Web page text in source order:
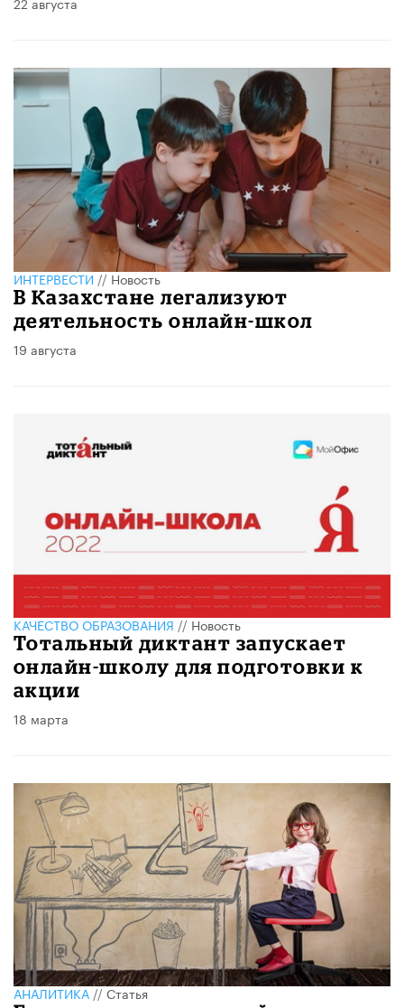
ИНТЕРВЕСТИ//Новость
В Казахстане легализуют
деятельность онлайн-школ
19 августа
КАЧЕСТВО ОБРАЗОВАНИЯ//Новость
Тотальный диктант запускает
онлайн-школу для подготовки к
акции
18 марта
АНАЛИТИКА//Статья